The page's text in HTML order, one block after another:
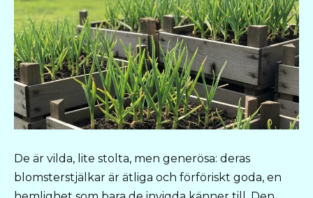
De är vilda, lite stolta, men generösa: deras
blomsterstjälkar är ätliga och förföriskt goda, en